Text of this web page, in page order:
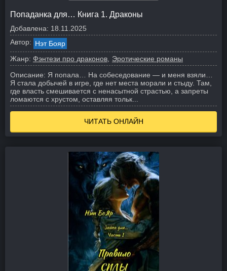
Попаданка для… Книга 1. Драконы
Добавлена: 18.11.2025
Автор: Нэт Бояр
Жанр: Фэнтези про драконов
Эротические романы
Описание: Я попала… На собеседование — и меня взяли…
Я стала добычей в игре, где нет места морали и стыду. Там,
где власть смешивается с ненасытной страстью, а запреты
ломаются с хрустом, оставляя тольк...
ЧИТАТЬ ОНЛАЙН